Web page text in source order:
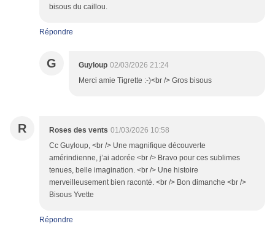
bisous du caillou.
Répondre
G Guyloup 02/03/2026 21:24
Merci amie Tigrette :-)<br /> Gros bisous
R Roses des vents 01/03/2026 10:58
Cc Guyloup, <br /> Une magnifique découverte
amérindienne, j’ai adorée <br /> Bravo pour ces sublimes
tenues, belle imagination. <br /> Une histoire
merveilleusement bien raconté. <br /> Bon dimanche <br />
Bisous Yvette
Répondre